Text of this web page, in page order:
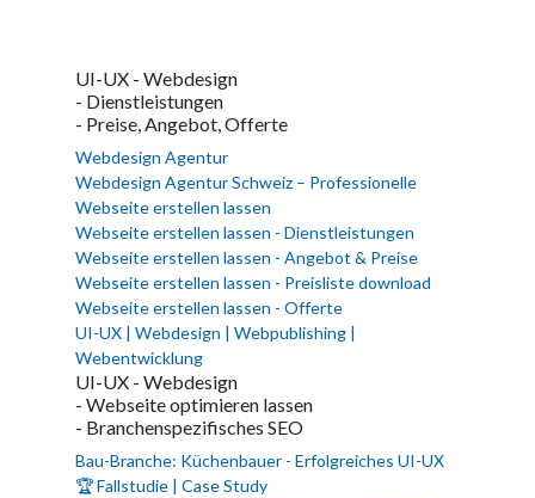
UI-UX - Webdesign
- Dienstleistungen
- Preise, Angebot, Offerte
Webdesign Agentur
Webdesign Agentur Schweiz – Professionelle
Webseite erstellen lassen
Webseite erstellen lassen - Dienstleistungen
Webseite erstellen lassen - Angebot & Preise
Webseite erstellen lassen - Preisliste download
Webseite erstellen lassen - Offerte
UI-UX | Webdesign | Webpublishing |
Webentwicklung
UI-UX - Webdesign
- Webseite optimieren lassen
- Branchenspezifisches SEO
Bau-Branche: Küchenbauer - Erfolgreiches UI-UX
🏆 Fallstudie | Case Study